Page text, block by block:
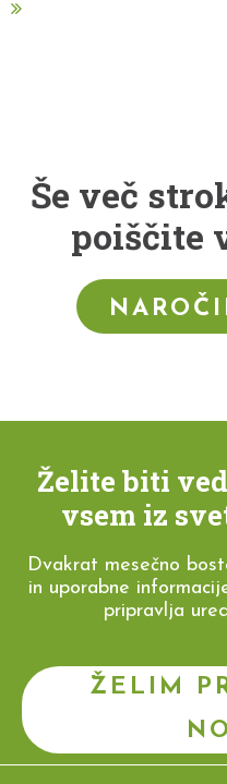
Še več
poiščite
Želite biti
vsem iz
Dvakrat mesečno
in uporabne
pripravlja
ŽELIM